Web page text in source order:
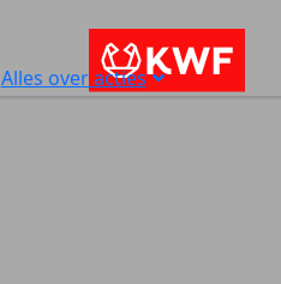
Alles over acties